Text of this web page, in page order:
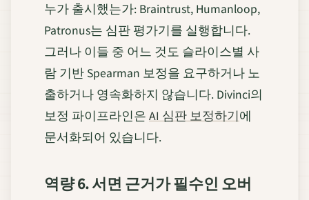
누가 출시했는가: Braintrust, Humanloop,
Patronus는 심판 평가기를 실행합니다.
그러나 이들 중 어느 것도 슬라이스별 사
람 기반 Spearman 보정을 요구하거나 노
출하거나 영속화하지 않습니다. Divinci의
보정 파이프라인은 AI 심판 보정하기에
문서화되어 있습니다.
역량 6. 서면 근거가 필수인 오버